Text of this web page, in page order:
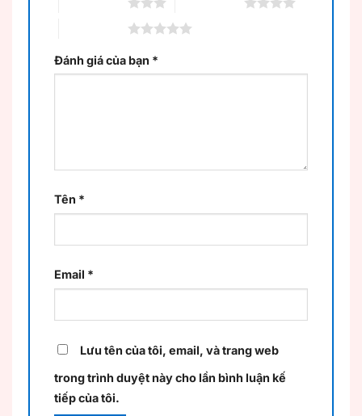
Đánh giá của bạn *
Tên *
Email *
Lưu tên của tôi, email, và trang web
trong trình duyệt này cho lần bình luận kế
tiếp của tôi.